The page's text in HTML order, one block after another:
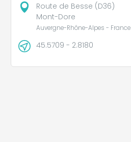
Route de Besse (D36)
Mont-Dore
Auvergne-Rhône-Alpes - France
45.5709 - 2.8180